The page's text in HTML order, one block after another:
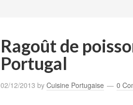
Ragoût de
Portugal
02/12/2013 by Cuisine Portugaise 0